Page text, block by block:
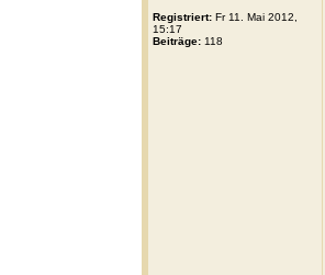
Registriert: Fr 11. Mai 2012,
15:17
Beiträge: 118